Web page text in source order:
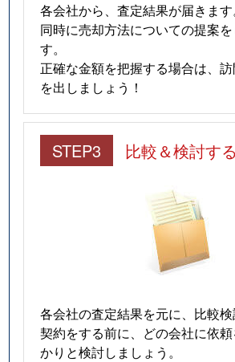
各会社から、査定結果が届きます
同時に売却方法についての提案
す。
正確な金額を把握する場合は、
を出しましょう！
STEP3 比較＆検討する
各会社の査定結果を元に、比較検
契約をする前に、どの会社に依
かりと検討しましょう。